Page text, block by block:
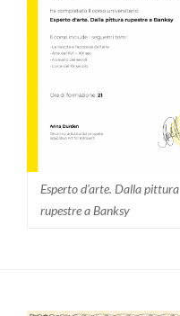
Esperto d'arte. Dalla pittura
rupestre a Banksy